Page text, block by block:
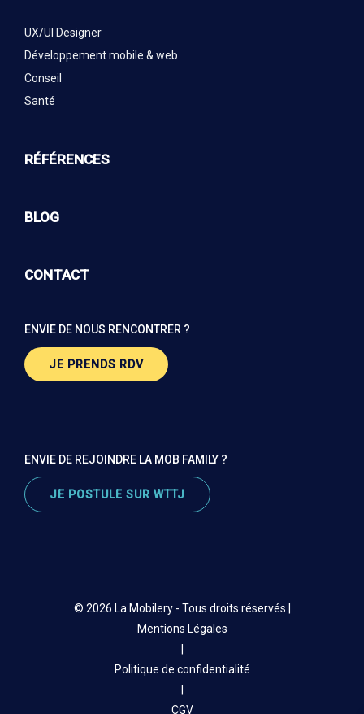
UX/UI Designer
Développement mobile & web
Conseil
Santé
RÉFÉRENCES
BLOG
CONTACT
ENVIE DE NOUS RENCONTRER ?
JE PRENDS RDV
ENVIE DE REJOINDRE LA MOB FAMILY ?
JE POSTULE SUR WTTJ
© 2026 La Mobilery - Tous droits réservés |
Mentions Légales
Politique de confidentialité
CGV